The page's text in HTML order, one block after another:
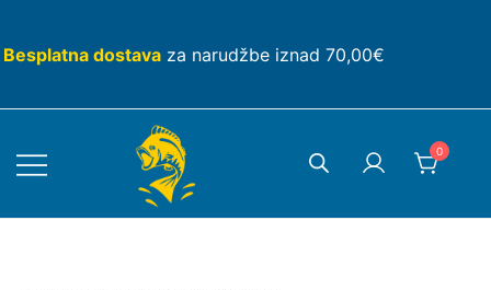
content
Besplatna dostava za narudžbe iznad 70,00€
0